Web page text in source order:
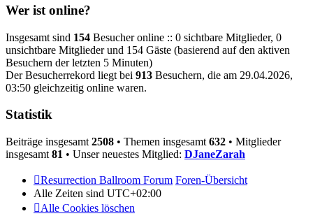
Wer ist online?
Insgesamt sind 154 Besucher online :: 0 sichtbare Mitglieder, 0
unsichtbare Mitglieder und 154 Gäste (basierend auf den aktiven
Besuchern der letzten 5 Minuten)
Der Besucherrekord liegt bei 913 Besuchern, die am 29.04.2026,
03:50 gleichzeitig online waren.
Statistik
Beiträge insgesamt 2508 • Themen insgesamt 632 • Mitglieder
insgesamt 81 • Unser neuestes Mitglied: DJaneZarah
Resurrection Ballroom Forum Foren-Übersicht
Alle Zeiten sind UTC+02:00
Alle Cookies löschen